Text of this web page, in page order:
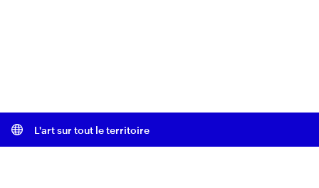
L'art sur tout le territoire